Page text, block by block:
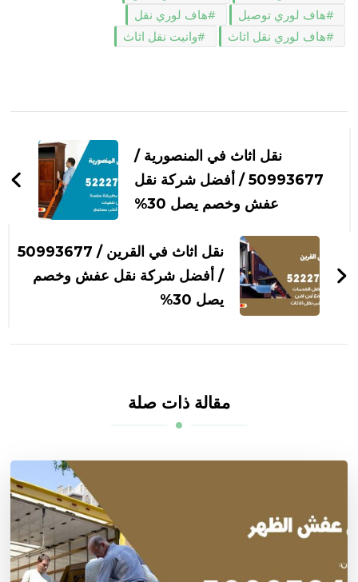
هاف لوري توصيل
هاف لوري نقل
هاف لوري نقل اثاث
وانيت نقل اثاث
التدوينات
نقل اثاث في المنصورية /
50993677 / أفضل شركة نقل
عفش وخصم يصل 30%
نقل اثاث في القرين / 50993677
/ أفضل شركة نقل عفش وخصم
يصل 30%
مقالة ذات صلة